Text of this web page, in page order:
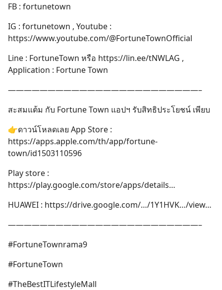
Search
FB : fortunetown
IG : fortunetown , Youtube :
https://www.youtube.com/@FortuneTownOfficial
Line : FortuneTown หรือ https://lin.ee/tNWLAG ,
Application : Fortune Town
————————————————————————–
สะสมแต้ม กับ Fortune Town แอปฯ รับสิทธิประโยชน์ เพียบ
👉ดาวน์โหลดเลย App Store :
https://apps.apple.com/th/app/fortune-
town/id1503110596
Play store :
https://play.google.com/store/apps/details…
HUAWEI : https://drive.google.com/…/1Y1HVK…/view…
————————————————————————–
#FortuneTownrama9
#FortuneTown
#TheBestITLifestyleMall